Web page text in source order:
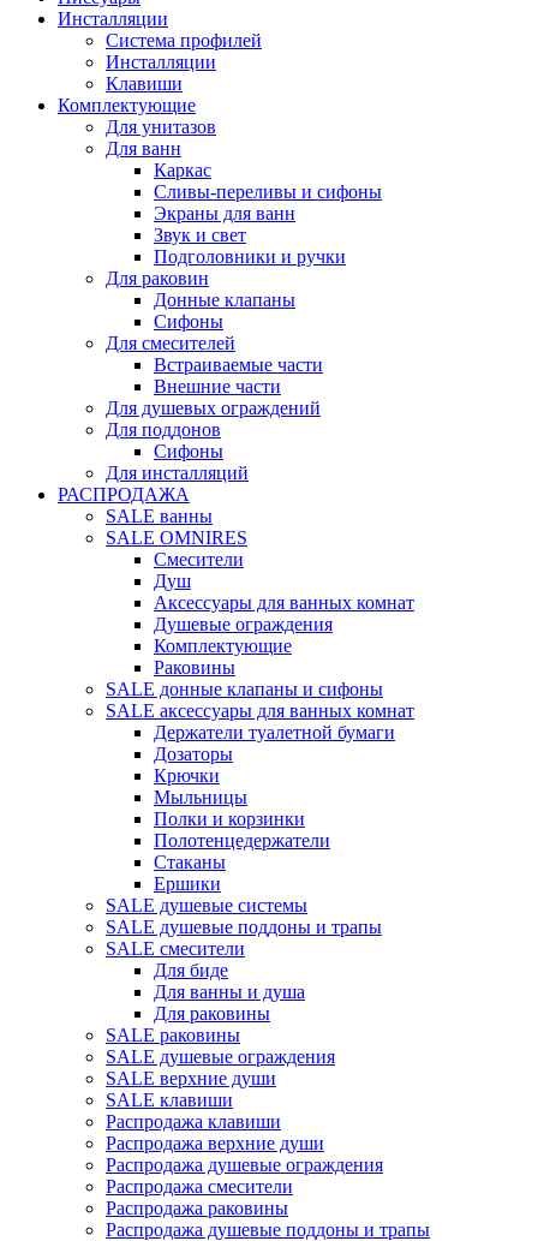
Инсталляции
Система профилей
Инсталляции
Клавиши
Комплектующие
Для унитазов
Для ванн
Каркас
Сливы-переливы и сифоны
Экраны для ванн
Звук и свет
Подголовники и ручки
Для раковин
Донные клапаны
Сифоны
Для смесителей
Встраиваемые части
Внешние части
Для душевых ограждений
Для поддонов
Сифоны
Для инсталляций
РАСПРОДАЖА
SALE ванны
SALE OMNIRES
Смесители
Душ
Аксессуары для ванных комнат
Душевые ограждения
Комплектующие
Раковины
SALE донные клапаны и сифоны
SALE аксессуары для ванных комнат
Держатели туалетной бумаги
Дозаторы
Крючки
Мыльницы
Полки и корзинки
Полотенцедержатели
Стаканы
Ершики
SALE душевые системы
SALE душевые поддоны и трапы
SALE смесители
Для биде
Для ванны и душа
Для раковины
SALE раковины
SALE душевые ограждения
SALE верхние души
SALE клавиши
Распродажа клавиши
Распродажа верхние души
Распродажа душевые ограждения
Распродажа смесители
Распродажа раковины
Распродажа душевые поддоны и трапы